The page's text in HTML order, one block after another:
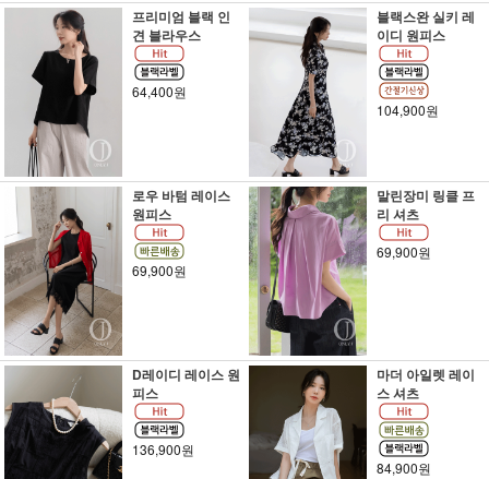
프리미엄 블랙 인
견 블라우스
64,400원
블랙스완 실키 레
이디 원피스
104,900원
로우 바텀 레이스
원피스
69,900원
말린장미 링클 프
리 셔츠
69,900원
D레이디 레이스 원
피스
136,900원
마더 아일렛 레이
스 셔츠
84,900원